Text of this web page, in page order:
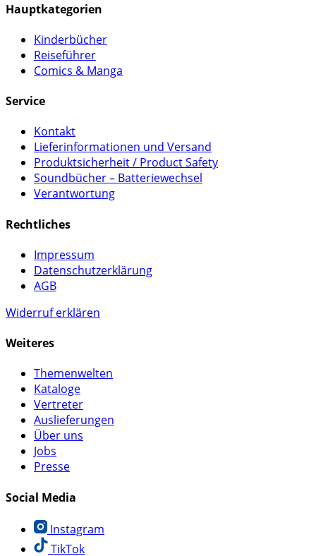
Hauptkategorien
Kinderbücher
Reiseführer
Comics & Manga
Service
Kontakt
Lieferinformationen und Versand
Produktsicherheit / Product Safety
Soundbücher – Batteriewechsel
Verantwortung
Rechtliches
Impressum
Datenschutzerklärung
AGB
Widerruf erklären
Weiteres
Themenwelten
Kataloge
Vertreter
Auslieferungen
Über uns
Jobs
Presse
Social Media
Instagram
TikTok